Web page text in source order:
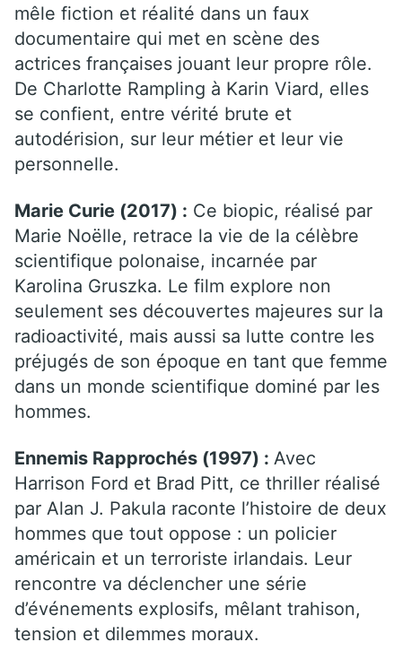
mêle fiction et réalité dans un faux
documentaire qui met en scène des
actrices françaises jouant leur propre rôle.
De Charlotte Rampling à Karin Viard, elles
se confient, entre vérité brute et
autodérision, sur leur métier et leur vie
personnelle.
Marie Curie (2017) : Ce biopic, réalisé par
Marie Noëlle, retrace la vie de la célèbre
scientifique polonaise, incarnée par
Karolina Gruszka. Le film explore non
seulement ses découvertes majeures sur la
radioactivité, mais aussi sa lutte contre les
préjugés de son époque en tant que femme
dans un monde scientifique dominé par les
hommes.
Ennemis Rapprochés (1997) : Avec
Harrison Ford et Brad Pitt, ce thriller réalisé
par Alan J. Pakula raconte l’histoire de deux
hommes que tout oppose : un policier
américain et un terroriste irlandais. Leur
rencontre va déclencher une série
d’événements explosifs, mêlant trahison,
tension et dilemmes moraux.